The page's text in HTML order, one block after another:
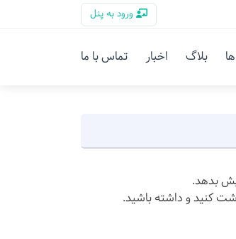
ورود به پنل
بلاگ اخبار تماس با ما
بدهد.
کنید و داشته باشید.